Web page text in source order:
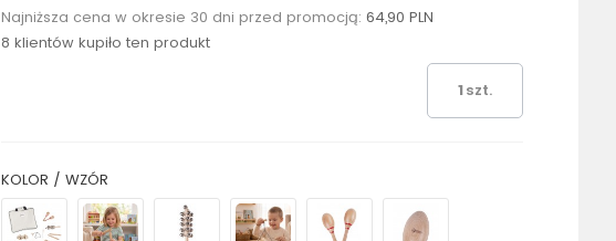
Najniższa cena w okresie 30 dni przed promocją: 64,90 PLN
8 klientów kupiło ten produkt
szt.
KOLOR / WZÓR